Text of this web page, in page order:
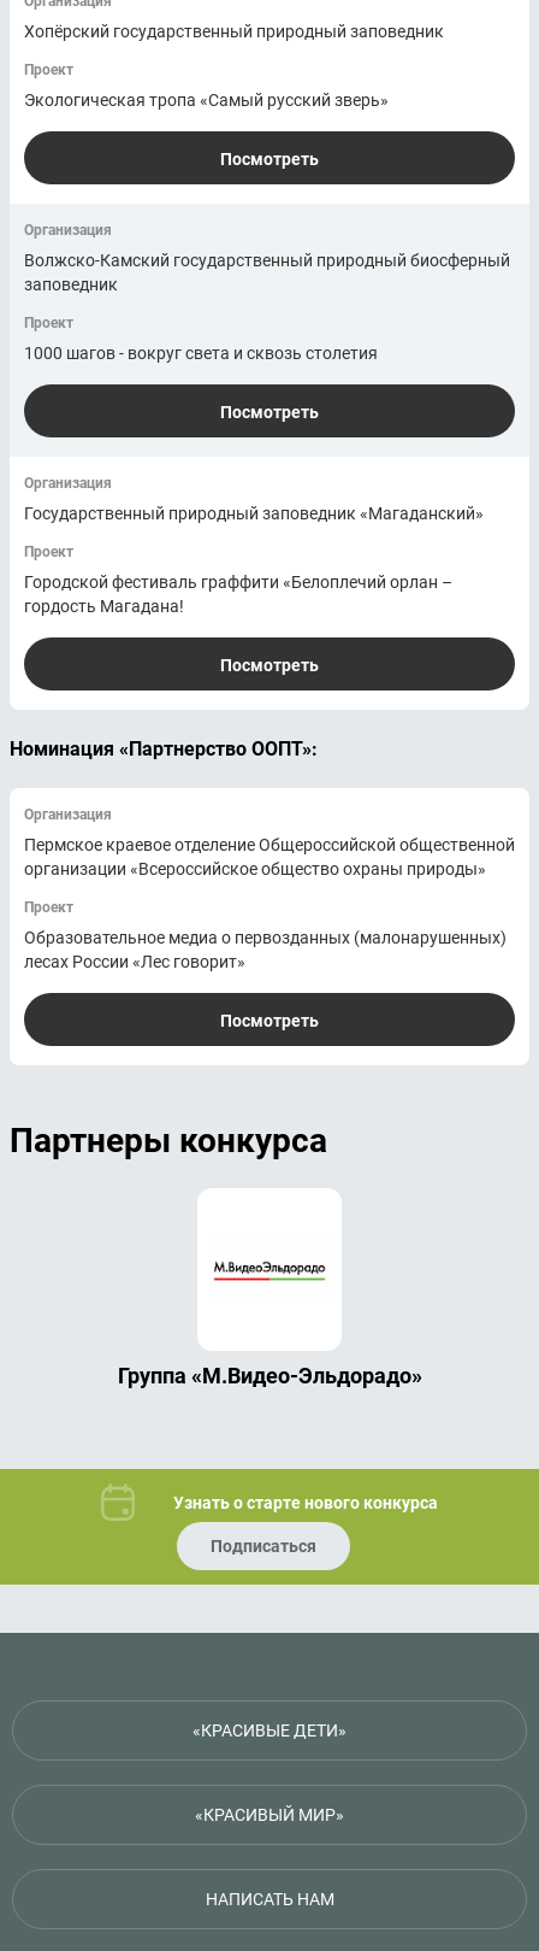
Хопёрский государственный природный заповедник
Проект
Экологическая тропа «Самый русский зверь»
Посмотреть
Организация
Волжско-Камский государственный природный биосферный
заповедник
Проект
1000 шагов - вокруг света и сквозь столетия
Посмотреть
Организация
Государственный природный заповедник «Магаданский»
Проект
Городской фестиваль граффити «Белоплечий орлан –
гордость Магадана!
Посмотреть
Номинация «Партнерство ООПТ»:
Организация
Пермское краевое отделение Общероссийской общественной
организации «Всероссийское общество охраны природы»
Проект
Образовательное медиа о первозданных (малонарушенных)
лесах России «Лес говорит»
Посмотреть
Партнеры конкурса
Группа «М.Видео-Эльдорадо»
Узнать о старте нового конкурса
Подписаться
«КРАСИВЫЕ ДЕТИ»
«КРАСИВЫЙ МИР»
НАПИСАТЬ НАМ